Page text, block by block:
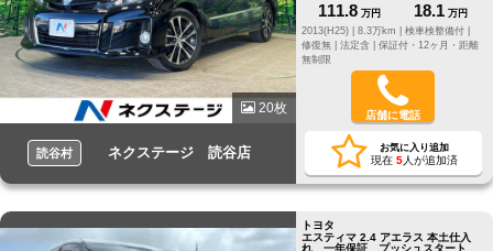
20枚
読谷村 ネクステージ 読谷店
111.8 万円 18.1 万円
2013(H25) |
8.3万km |
検車検整備付 |
修復無 | 法定含 | 保証付・12ヶ月・距離
無制限
店舗に電話
お気に入り追加
現在 5人が追加済
トヨタ
エスティマ 2.4 アエラス 本土仕入
れ 一年保証 プッシュスタート